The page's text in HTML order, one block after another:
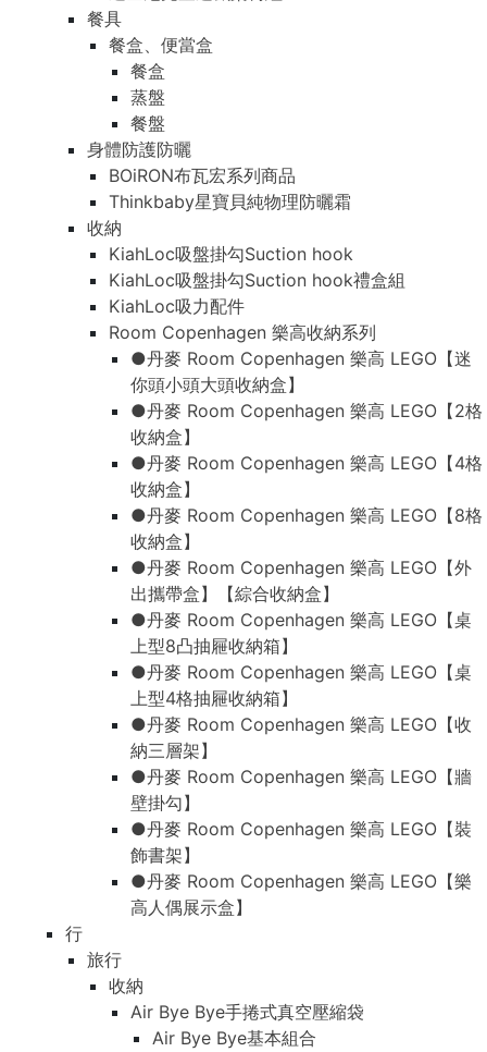
餐具
餐盒、便當盒
餐盒
蒸盤
餐盤
身體防護防曬
BOiRON布瓦宏系列商品
Thinkbaby星寶貝純物理防曬霜
收納
KiahLoc吸盤掛勾Suction hook
KiahLoc吸盤掛勾Suction hook禮盒組
KiahLoc吸力配件
Room Copenhagen 樂高收納系列
●丹麥 Room Copenhagen 樂高 LEGO【迷
你頭小頭大頭收納盒】
●丹麥 Room Copenhagen 樂高 LEGO【2格
收納盒】
●丹麥 Room Copenhagen 樂高 LEGO【4格
收納盒】
●丹麥 Room Copenhagen 樂高 LEGO【8格
收納盒】
●丹麥 Room Copenhagen 樂高 LEGO【外
出攜帶盒】【綜合收納盒】
●丹麥 Room Copenhagen 樂高 LEGO【桌
上型8凸抽屜收納箱】
●丹麥 Room Copenhagen 樂高 LEGO【桌
上型4格抽屜收納箱】
●丹麥 Room Copenhagen 樂高 LEGO【收
納三層架】
●丹麥 Room Copenhagen 樂高 LEGO【牆
壁掛勾】
●丹麥 Room Copenhagen 樂高 LEGO【裝
飾書架】
●丹麥 Room Copenhagen 樂高 LEGO【樂
高人偶展示盒】
行
旅行
收納
Air Bye Bye手捲式真空壓縮袋
Air Bye Bye基本組合